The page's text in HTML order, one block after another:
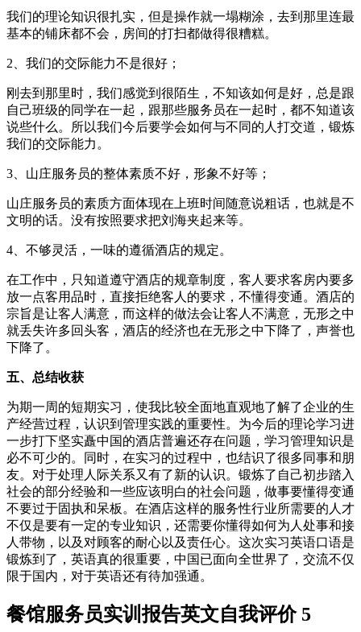
我们的理论知识很扎实，但是操作就一塌糊涂，去到那里连最
基本的铺床都不会，房间的打扫都做得很糟糕。
2、我们的交际能力不是很好；
刚去到那里时，我们感觉到很陌生，不知该如何是好，总是跟
自己班级的同学在一起，跟那些服务员在一起时，都不知道该
说些什么。所以我们今后要学会如何与不同的人打交道，锻炼
我们的交际能力。
3、山庄服务员的整体素质不好，形象不好等；
山庄服务员的素质方面体现在上班时间随意说粗话，也就是不
文明的话。没有按照要求把刘海夹起来等。
4、不够灵活，一味的遵循酒店的规定。
在工作中，只知道遵守酒店的规章制度，客人要求客房内要多
放一点客用品时，直接拒绝客人的要求，不懂得变通。酒店的
宗旨是让客人满意，而这样的做法会让客人不满意，无形之中
就丢失许多回头客，酒店的经济也在无形之中下降了，声誉也
下降了。
五、总结收获
为期一周的短期实习，使我比较全面地直观地了解了企业的生
产经营过程，认识到管理实践的重要性。为今后的理论学习进
一步打下坚实矗中国的酒店普遍还存在问题，学习管理知识是
必不可少的。同时，在实习的过程中，也结识了很多同事和朋
友。对于处理人际关系又有了新的认识。锻炼了自己初步踏入
社会的部分经验和一些应该明白的社会问题，做事要懂得变通
不要过于固执和呆板。在酒店这样的服务性行业所需要的人才
不仅是要有一定的专业知识，还需要你懂得如何为人处事和接
人带物，以及对顾客的耐心以及责任心。这次实习英语口语是
锻炼到了，英语真的很重要，中国已面向全世界了，交流不仅
限于国内，对于英语还有待加强通。
餐馆服务员实训报告英文自我评价 5